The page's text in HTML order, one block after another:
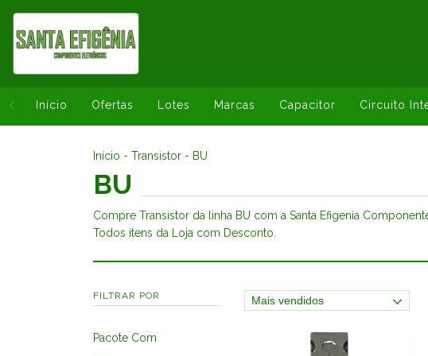
Início Ofertas Lotes Marcas Capacitor Circuito
Início - Transistor - BU
BU
Compre Transistor da linha BU com a Santa Efigenia
Todos itens da Loja com Desconto.
FILTRAR POR
Pacote Com